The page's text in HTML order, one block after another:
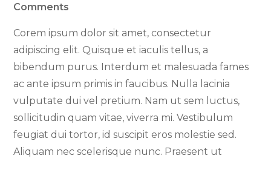
Comments
Corem ipsum dolor sit amet, consectetur
adipiscing elit. Quisque et iaculis tellus, a
bibendum purus. Interdum et malesuada fames
ac ante ipsum primis in faucibus. Nulla lacinia
vulputate dui vel pretium. Nam ut sem luctus,
sollicitudin quam vitae, viverra mi. Vestibulum
feugiat dui tortor, id suscipit eros molestie sed.
Aliquam nec scelerisque nunc. Praesent ut